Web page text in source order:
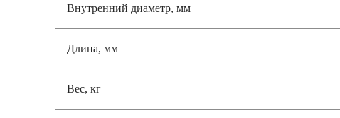
Внутренний диаметр, мм
Длина, мм
Вес, кг